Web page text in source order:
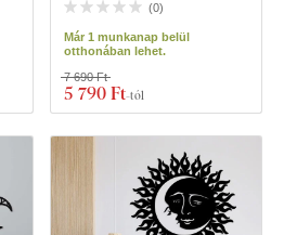
(0)
Már 1 munkanap belül
otthonában lehet.
5 790 Ft-tól
7 690 Ft